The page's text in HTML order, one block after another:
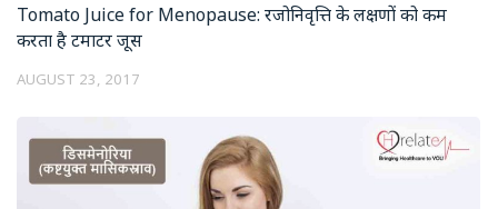
Tomato Juice for Menopause: रजोनिवृत्ति के लक्षणों को कम
करता है टमाटर जूस
AUGUST 23, 2017